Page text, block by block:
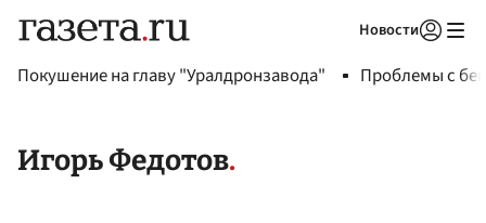
Новости
Покушение на главу "Уралдронзавода" Проблемы с
Игорь Федотов